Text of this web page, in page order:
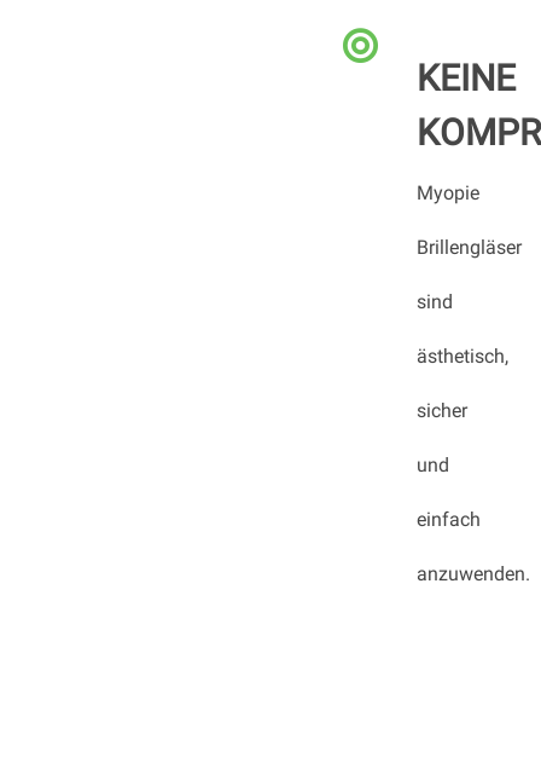
KEINE
Myopie
Brillengläser
sind
ästhetisch,
sicher
und
einfach
anzuwenden.